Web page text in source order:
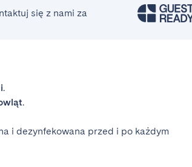
się z nami za
.
.
i dezynfekowana przed i po każdym